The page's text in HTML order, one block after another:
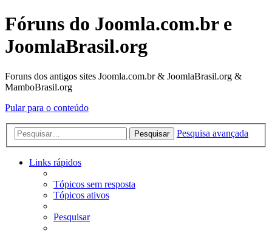
Fóruns do Joomla.com.br e
JoomlaBrasil.org
Foruns dos antigos sites Joomla.com.br & JoomlaBrasil.org &
MamboBrasil.org
Pular para o conteúdo
Pesquisar Pesquisa avançada
Links rápidos
Tópicos sem resposta
Tópicos ativos
Pesquisar